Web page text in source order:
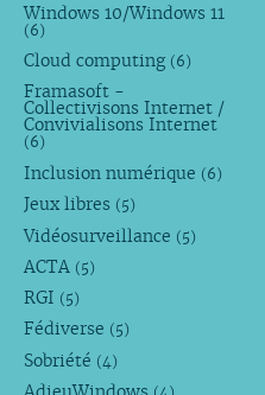
Windows 10/Windows 11
(6)
Cloud computing (6)
Framasoft -
Collectivisons Internet /
Convivialisons Internet
(6)
Inclusion numérique (6)
Jeux libres (5)
Vidéosurveillance (5)
ACTA (5)
RGI (5)
Fédiverse (5)
Sobriété (4)